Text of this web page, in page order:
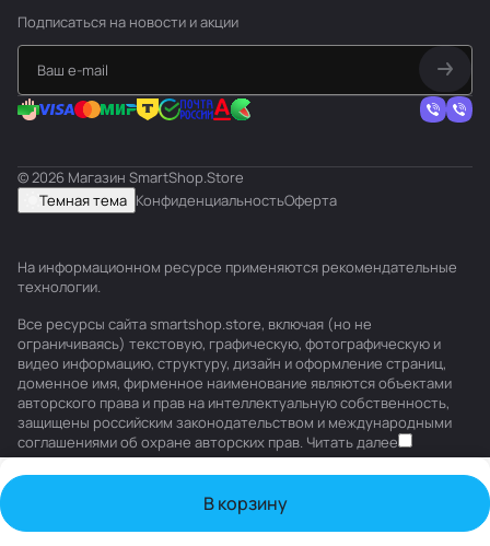
В корзину
Подписаться на новости и акции
© 2026 Магазин SmartShop.Store
Темная тема КонфиденциальностьОферта
На информационном ресурсе применяются рекомендательные
технологии.
Все ресурсы сайта smartshop.store, включая (но не
ограничиваясь) текстовую, графическую, фотографическую и
видео информацию, структуру, дизайн и оформление страниц,
доменное имя, фирменное наименование являются объектами
авторского права и прав на интеллектуальную собственность,
защищены российским законодательством и международными
соглашениями об охране авторских прав. Читать далее